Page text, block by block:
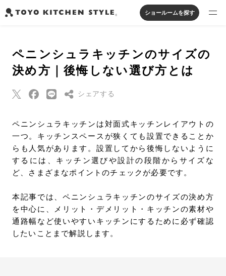
オープンキッチン
アイランドキッチン
ペニンシュラキッチン
壁付けキッチン
対面キッチン
セパレートキッチン
並列型キッチン
システムキッチン
家具・照明・タイル
バス・洗面
実例から探す
ジャーナルを読む
オンラインストア
お知らせ
カタログを見る
よくあるご質問
お問い合わせ
ショールームを探す
ペニンシュラキッチンのサイズの
決め方｜後悔しない選び方とは
シェアする
Threads
Pinterest
はてなブックマー
ク
URLをコピー
ペニンシュラキッチンは対面式キッチンレイアウトの
一つ。キッチンスペースが狭くても設置できることか
らも人気があります。設置してから後悔しないように
するには、キッチン選びや設計の段階からサイズな
ど、さまざまなポイントのチェックが必要です。
本記事では、ペニンシュラキッチンのサイズの決め方
を中心に、メリット・デメリット・キッチンの素材や
通路幅など使いやすいキッチンにするために必ず確認
したいことまで解説します。